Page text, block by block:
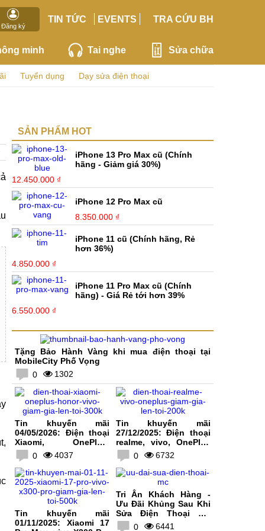
Đăng ký
TIN TỨC EVENTS TRA CỨU BH
minh Tai nghe Sửa chữa
Tuyển dụng Dạy sửa điện thoại
SẢN PHẨM HOT
iPhone 13 Pro Max cũ (Chính
hãng - Giảm giá 30%)
12.450.000 ₫
iPhone 12 Pro Max cũ
8.350.000 ₫
iPhone 11 cũ (Chính hãng, Rẻ
hơn 36%)
4.850.000 ₫
iPhone 11 Pro Max cũ (Chính
hãng) - Giá Rẻ tới hơn 39%
6.550.000 ₫
Tặng Bảo Hành Vàng khi mua điện thoại tại
MobileCity Phố Vọng
0
1302
Tin khuyến mãi
04/05/2026: Điện thoại
Xiaomi, OnePlus,
HONOR, vivo giảm giá
lên tới 300K
0 4037
Tin khuyến mãi
27/12/2025: Điện thoại
realme, vivo, OnePlus
giảm giá lên tới 200K
0 6732
Tin khuyến mãi
01/11/2025: Xiaomi 17
Tri Ân Khách Hàng -
Ưu Đãi Khủng Sau Khi
Sửa Điện Thoại Tại
MobileCity
0 6441